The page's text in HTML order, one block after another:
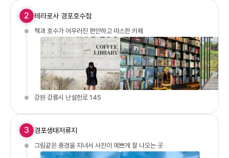
2 테라로사 경포호수점
책과 호수가 어우러진 편안하고 따스한 카페
강원 강릉시 난설헌로 145
3 경포생태저류지
그림같은 풍경을 지녀서 사진이 예쁘게 잘 나오는 곳